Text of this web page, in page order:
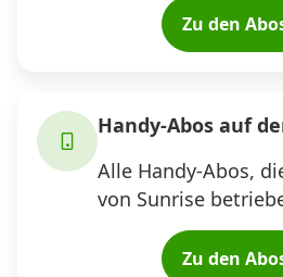
Zu den
Handy-Abos auf
Alle Handy-Abos,
von Sunrise
Zu den